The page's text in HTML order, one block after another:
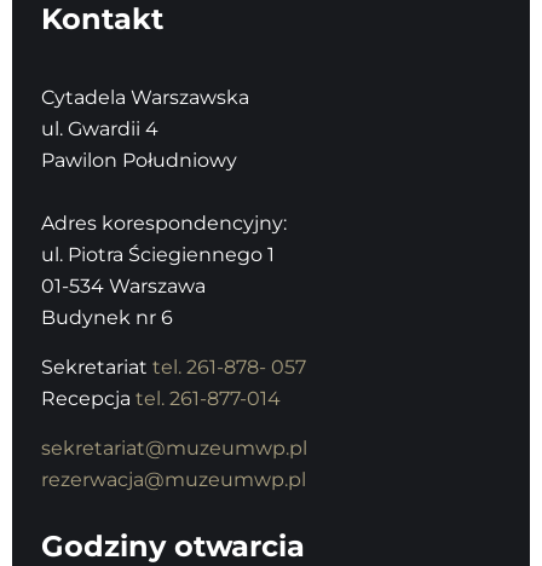
Kontakt
Cytadela Warszawska
ul. Gwardii 4
Pawilon Południowy
Adres korespondencyjny:
ul. Piotra Ściegiennego 1
01-534 Warszawa
Budynek nr 6
Sekretariat tel. 261-878- 057
Recepcja tel. 261-877-014
sekretariat@muzeumwp.pl
rezerwacja@muzeumwp.pl
Godziny otwarcia